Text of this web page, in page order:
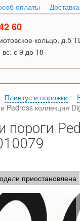
оплаты Доставка
60
кольцо, д.5
с 9 до 18
Плинтус и порожки
Pedross коллекция
пороги
приостановлена